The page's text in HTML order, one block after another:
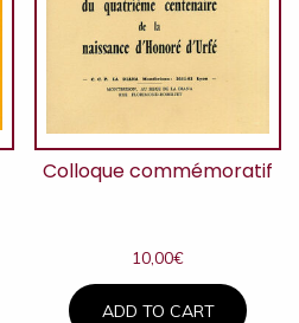
Colloque commémoratif
10,00€
ADD TO CART